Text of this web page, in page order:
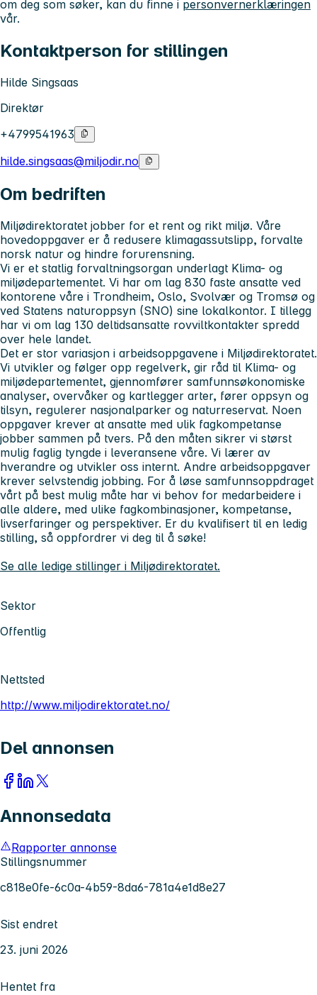
om deg som søker, kan du finne i personvernerklæringen
vår.
Kontaktperson for stillingen
Hilde Singsaas
Direktør
+4799541963
hilde.singsaas@miljodir.no
Om bedriften
Miljødirektoratet jobber for et rent og rikt miljø. Våre
hovedoppgaver er å redusere klimagassutslipp, forvalte
norsk natur og hindre forurensning.
Vi er et statlig forvaltningsorgan underlagt Klima- og
miljødepartementet. Vi har om lag 830 faste ansatte ved
kontorene våre i Trondheim, Oslo, Svolvær og Tromsø og
ved Statens naturoppsyn (SNO) sine lokalkontor. I tillegg
har vi om lag 130 deltidsansatte rovviltkontakter spredd
over hele landet.
Det er stor variasjon i arbeidsoppgavene i Miljødirektoratet.
Vi utvikler og følger opp regelverk, gir råd til Klima- og
miljødepartementet, gjennomfører samfunnsøkonomiske
analyser, overvåker og kartlegger arter, fører oppsyn og
tilsyn, regulerer nasjonalparker og naturreservat. Noen
oppgaver krever at ansatte med ulik fagkompetanse
jobber sammen på tvers. På den måten sikrer vi størst
mulig faglig tyngde i leveransene våre. Vi lærer av
hverandre og utvikler oss internt. Andre arbeidsoppgaver
krever selvstendig jobbing. For å løse samfunnsoppdraget
vårt på best mulig måte har vi behov for medarbeidere i
alle aldere, med ulike fagkombinasjoner, kompetanse,
livserfaringer og perspektiver. Er du kvalifisert til en ledig
stilling, så oppfordrer vi deg til å søke!
Se alle ledige stillinger i Miljødirektoratet.
Sektor
Offentlig
Nettsted
http://www.miljodirektoratet.no/
Del annonsen
Annonsedata
Rapporter annonse
Stillingsnummer
c818e0fe-6c0a-4b59-8da6-781a4e1d8e27
Sist endret
23. juni 2026
Hentet fra